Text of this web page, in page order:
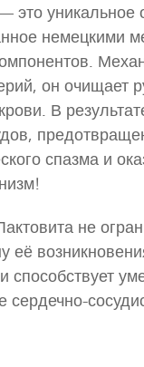
это уникальное
немецкими
он очищает
В
спазма и
не
её
способствует
сердечно-